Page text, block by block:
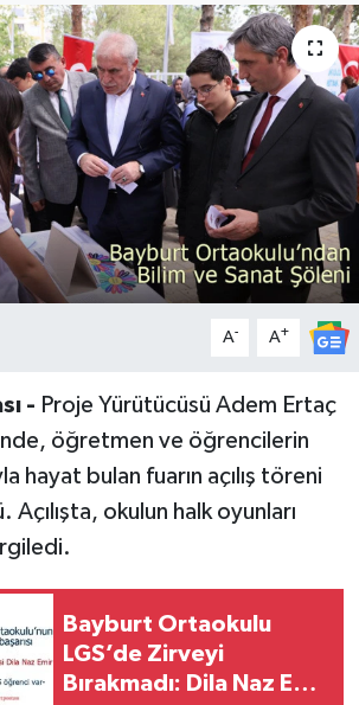
A- A+
- Proje Yürütücüsü Adem Ertaç
öğretmen ve öğrencilerin
hayat bulan fuarın açılış töreni
okulun halk oyunları
Bayburt Ortaokulu
LGS’de Zirveyi
Bırakmadı: Dila Naz Emir